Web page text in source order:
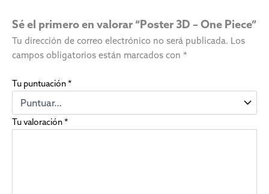
Sé el primero en valorar “Poster 3D – One Piece”
Tu dirección de correo electrónico no será publicada. Los
campos obligatorios están marcados con *
Tu puntuación*
Tu valoración*